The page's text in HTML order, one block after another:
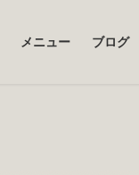
メニュー ブログ